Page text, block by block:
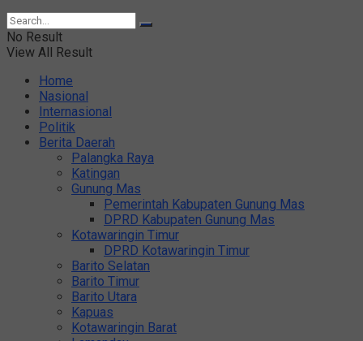
No Result
View All Result
Home
Nasional
Internasional
Politik
Berita Daerah
Palangka Raya
Katingan
Gunung Mas
Pemerintah Kabupaten Gunung Mas
DPRD Kabupaten Gunung Mas
Kotawaringin Timur
DPRD Kotawaringin Timur
Barito Selatan
Barito Timur
Barito Utara
Kapuas
Kotawaringin Barat